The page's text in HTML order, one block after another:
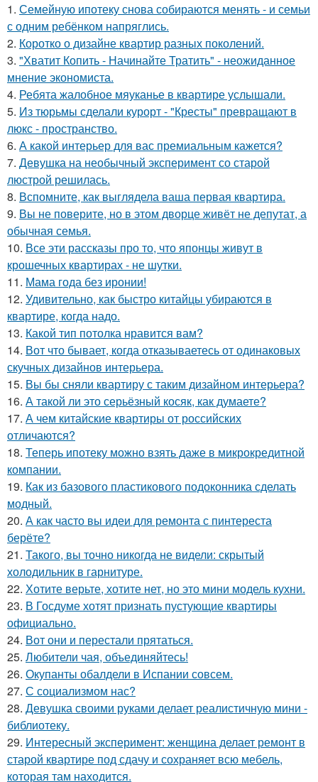
1. Семейную ипотеку снова собираются менять - и семьи
с одним ребёнком напряглись.
2. Коротко о дизайне квартир разных поколений.
3. "Хватит Копить - Начинайте Тратить" - неожиданное
мнение экономиста.
4. Ребята жалобное мяуканье в квартире услышали.
5. Из тюрьмы сделали курорт - "Кресты" превращают в
люкс - пространство.
6. А какой интерьер для вас премиальным кажется?
7. Девушка на необычный эксперимент со старой
люстрой решилась.
8. Вспомните, как выглядела ваша первая квартира.
9. Вы не поверите, но в этом дворце живёт не депутат, а
обычная семья.
10. Все эти рассказы про то, что японцы живут в
крошечных квартирах - не шутки.
11. Мама года без иронии!
12. Удивительно, как быстро китайцы убираются в
квартире, когда надо.
13. Какой тип потолка нравится вам?
14. Вот что бывает, когда отказываетесь от одинаковых
скучных дизайнов интерьера.
15. Вы бы сняли квартиру с таким дизайном интерьера?
16. А такой ли это серьёзный косяк, как думаете?
17. А чем китайские квартиры от российских
отличаются?
18. Теперь ипотеку можно взять даже в микрокредитной
компании.
19. Как из базового пластикового подоконника сделать
модный.
20. А как часто вы идеи для ремонта с пинтереста
берёте?
21. Такого, вы точно никогда не видели: скрытый
холодильник в гарнитуре.
22. Хотите верьте, хотите нет, но это мини модель кухни.
23. В Госдуме хотят признать пустующие квартиры
официально.
24. Вот они и перестали прятаться.
25. Любители чая, объединяйтесь!
26. Окупанты обалдели в Испании совсем.
27. С социализмом нас?
28. Девушка своими руками делает реалистичную мини -
библиотеку.
29. Интересный эксперимент: женщина делает ремонт в
старой квартире под сдачу и сохраняет всю мебель,
которая там находится.